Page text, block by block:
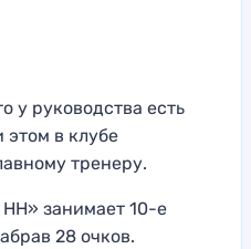
у руководства есть
в клубе
тренеру.
занимает 10-е
28 очков.